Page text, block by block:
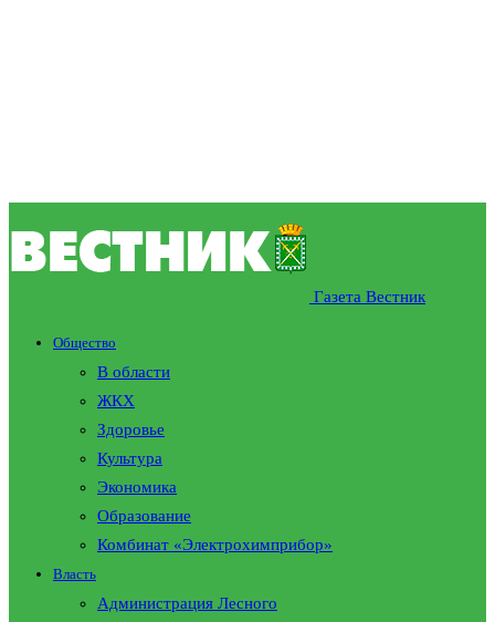
Газета Вестник
Общество
В области
ЖКХ
Здоровье
Культура
Экономика
Образование
Комбинат «Электрохимприбор»
Власть
Администрация Лесного